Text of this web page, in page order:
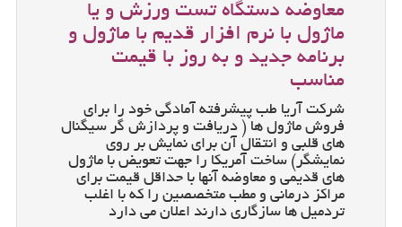
معاوضه دستگاه تست ورزش و یا
ماژول با نرم افزار قدیم با ماژول و
برنامه جدید و به روز با قیمت
مناسب
شرکت آریا طب پیشرفته آمادگی خود را برای
فروش ماژول ها ( دریافت و پردازش گر سیگنال
های قلبی و انتقال آن برای نمایش بر روی
نمایشگر) ساخت آمریکا را جهت تعویض با ماژول
های قدیمی و معاوضه آنها با حداقل قیمت برای
مراکز درمانی و مطب متخصصین را که با اغلب
تردمیل ها سازگاری دارند اعلان می دارد